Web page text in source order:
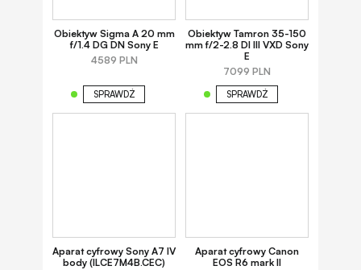
Obiektyw Sigma A 20 mm
f/1.4 DG DN Sony E
4589 PLN
SPRAWDŹ
Obiektyw Tamron 35-150
mm f/2-2.8 DI III VXD Sony
E
7099 PLN
SPRAWDŹ
Aparat cyfrowy Sony A7 IV
body (ILCE7M4B.CEC)
Aparat cyfrowy Canon
EOS R6 mark II